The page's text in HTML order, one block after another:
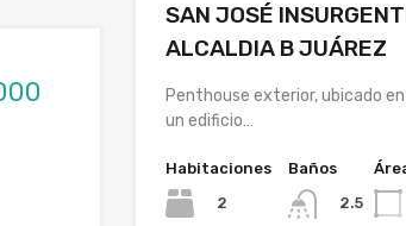
SAN JOSÉ
ALCALDIA B JUÁREZ
Penthouse exterior, ubicado
un edificio…
Habitaciones
2
Baños
2.5